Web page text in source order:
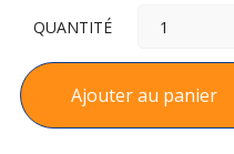
QUANTITÉ
Ajouter au panier